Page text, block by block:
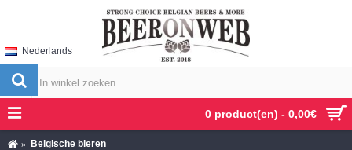
0 product(en) - 0,00€
Nederlands
Belgische bieren